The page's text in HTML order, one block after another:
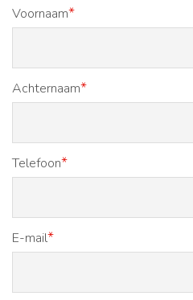
Voornaam*
Achternaam*
Telefoon*
E-mail*